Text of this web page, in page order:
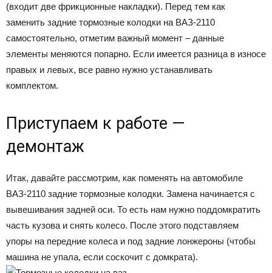
(входит две фрикционные накладки). Перед тем как
заменить задние тормозные колодки на ВАЗ-2110
самостоятельно, отметим важный момент – данные
элементы меняются попарно. Если имеется разница в износе
правых и левых, все равно нужно устанавливать
комплектом.
Приступаем к работе —
демонтаж
Итак, давайте рассмотрим, как поменять на автомобиле
ВАЗ-2110 задние тормозные колодки. Замена начинается с
вывешивания задней оси. То есть нам нужно поддомкратить
часть кузова и снять колесо. После этого подставляем
упоры на передние колеса и под задние лонжероны (чтобы
машина не упала, если соскочит с домкрата).